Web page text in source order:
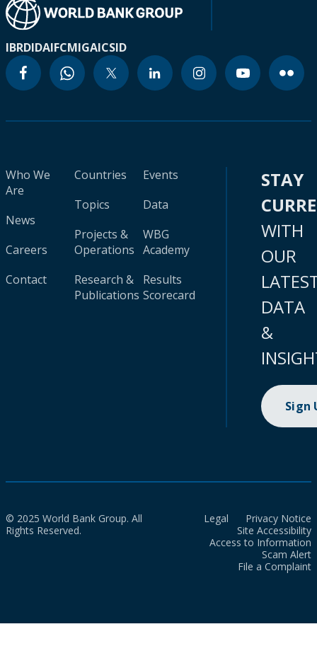
IBRDIDAIFCMIGAICSID
Who We
Are
News
Careers
Contact
Countries
Topics
Projects &
Operations
Research &
Publications
Events
Data
WBG
Academy
Results
Scorecard
STAY
WITH
OUR
DATA
&
Sign
© 2025 World Bank Group. All
Rights Reserved.
Legal
Privacy Notice
Site Accessibility
Access to Information
Scam Alert
File a Complaint